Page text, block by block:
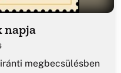
napja
megbecsülésben